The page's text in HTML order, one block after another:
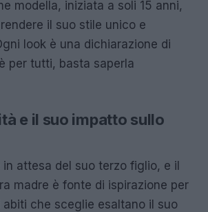
modella, iniziata a soli 15 anni,
il suo stile unico e
look è una dichiarazione di
per tutti, basta saperla
e il suo impatto sullo
attesa del suo terzo figlio, e il
madre è fonte di ispirazione per
abiti che sceglie esaltano il suo